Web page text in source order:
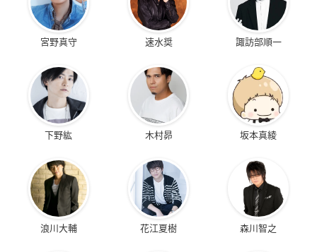
宮野真守 速水奨 諏訪部順一
下野紘 木村昴 坂本真綾
浪川大輔 花江夏樹 森川智之